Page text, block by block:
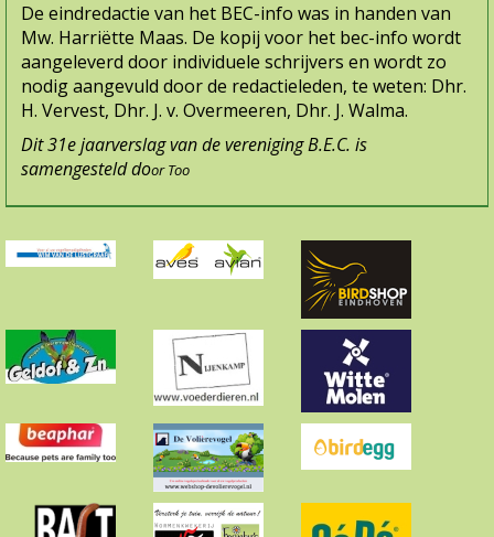
De eindredactie van het BEC-info was in handen van
Mw. Harriëtte Maas. De kopij voor het bec-info wordt
aangeleverd door individuele schrijvers en wordt zo
nodig aangevuld door de redactieleden, te weten: Dhr.
H. Vervest, Dhr. J. v. Overmeeren, Dhr. J. Walma.
Dit 31e jaarverslag van de vereniging B.E.C. is
samengesteld door Too